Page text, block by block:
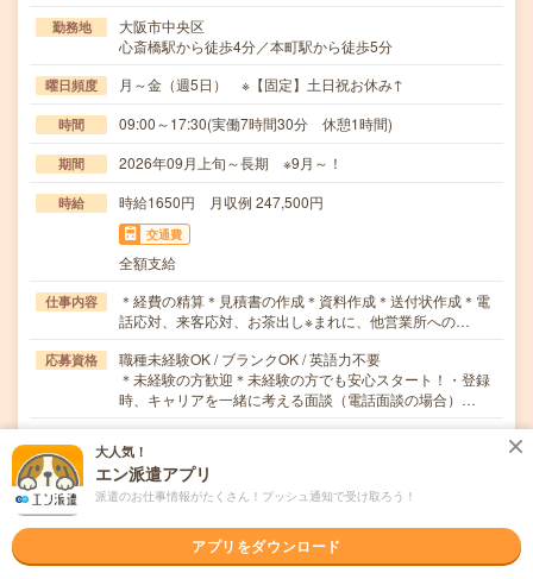
勤務地
大阪市中央区
心斎橋駅から徒歩4分／本町駅から徒歩5分
曜日頻度 月～金（週5日） ※【固定】土日祝お休み↑
時間 09:00～17:30(実働7時間30分 休憩1時間)
期間 2026年09月上旬～長期 ※9月～！
時給 時給1650円 月収例 247,500円
交通費
全額支給
仕事内容
＊経費の精算＊見積書の作成＊資料作成＊送付状作成＊電
話応対、来客応対、お茶出し※まれに、他営業所への…
応募資格
職種未経験OK / ブランクOK / 英語力不要
＊未経験の方歓迎＊未経験の方でも安心スタート！・登録
時、キャリアを一緒に考える面談（電話面談の場合）…
職場の雰囲気
職場の様子
大人気！
エン派遣アプリ
派遣のお仕事情報がたくさん！プッシュ通知で受け取ろう！
アプリをダウンロード